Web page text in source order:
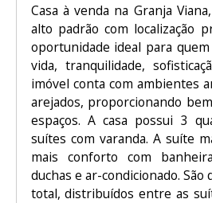
Casa à venda na Granja
alto padrão com localização
oportunidade ideal para
vida, tranquilidade,
imóvel conta com ambientes
arejados, proporcionando
espaços. A casa possui 3
suítes com varanda. A suíte
mais conforto com
duchas e ar-condicionado.
total, distribuídos entre as